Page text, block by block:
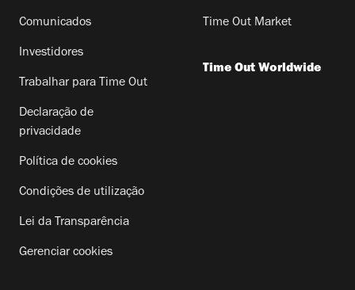
Comunicados
Investidores
Trabalhar para Time Out
Declaração de
privacidade
Política de cookies
Condições de utilização
Lei da Transparência
Gerenciar cookies
Time Out Market
Time Out Worldwide